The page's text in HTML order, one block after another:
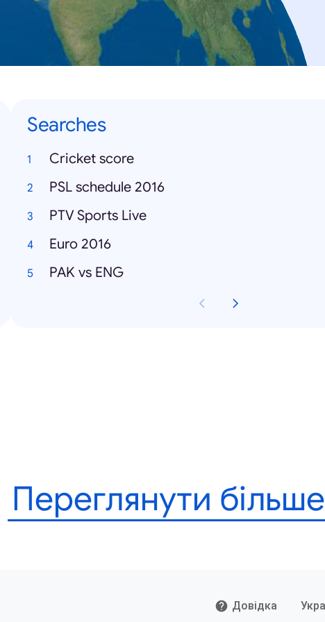
Searches
Cricket score
PSL schedule 2016
PTV Sports Live
Euro 2016
PAK vs ENG
Переглянути більше
Довідка